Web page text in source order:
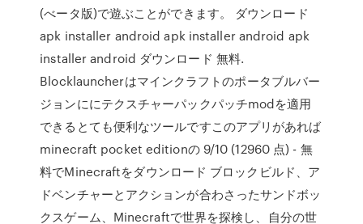
(べータ版)で遊ぶことができます。 ダウンロード
apk installer android apk installer android apk
installer android ダウンロード 無料.
Blocklauncherはマインクラフトのポータブルバー
ジョンににテクスチャーパックパッチmodを適用
できるとても便利なツールですこのアプリがあれば
minecraft pocket editionの 9/10 (12960 点) - 無
料でMinecraftをダウンロード ブロックビルド、ア
ドベンチャーとアクションが合わさったサンドボッ
クスゲーム、Minecraftで世界を探検し、自分の世